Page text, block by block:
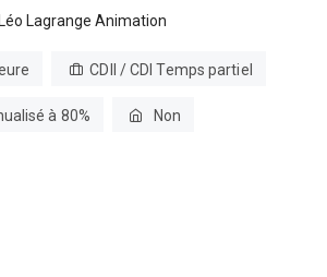
Léo Lagrange Animation
CDII / CDI Temps partiel
à 80% Non